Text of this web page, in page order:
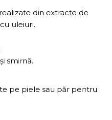
din extracte de
uleiuri.
smirnă.
pe piele sau păr pentru